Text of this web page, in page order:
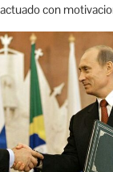
con